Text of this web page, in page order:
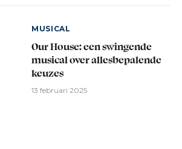
MUSICAL
Our House: een swingende
musical over allesbepalende
keuzes
13 februari 2025